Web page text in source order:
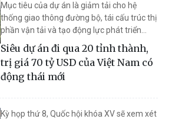
Mục tiêu của dự án là giảm tải cho hệ
thống giao thông đường bộ, tái cấu trúc thị
phần vận tải và tạo động lực phát triển
kinh tế - xã hội trên trục Bắc - Nam.
Siêu dự án đi qua 20 tỉnh thành,
trị giá 70 tỷ USD của Việt Nam có
động thái mới
Kỳ họp thứ 8, Quốc hội khóa XV sẽ xem xét